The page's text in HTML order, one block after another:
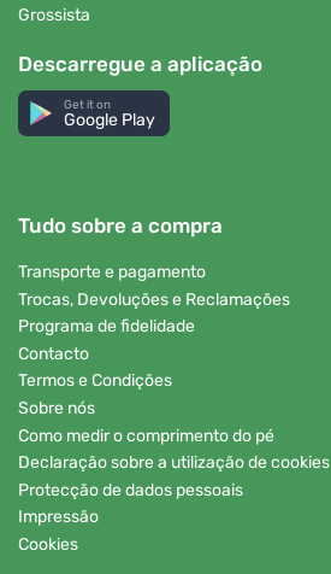
Grossista
Descarregue a aplicação
Get it on
Google Play
Tudo sobre a compra
Transporte e pagamento
Trocas, Devoluções e Reclamações
Programa de fidelidade
Contacto
Termos e Condições
Sobre nós
Como medir o comprimento do pé
Declaração sobre a utilização de cookies
Protecção de dados pessoais
Impressão
Cookies